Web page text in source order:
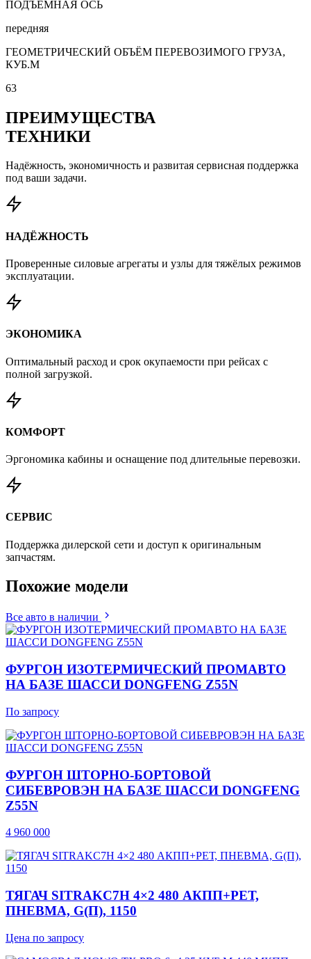
ПОДЪЁМНАЯ ОСЬ
передняя
ГЕОМЕТРИЧЕСКИЙ ОБЪЁМ ПЕРЕВОЗИМОГО ГРУЗА,
КУБ.М
63
ПРЕИМУЩЕСТВА
ТЕХНИКИ
Надёжность, экономичность и развитая сервисная поддержка
под ваши задачи.
НАДЁЖНОСТЬ
Проверенные силовые агрегаты и узлы для тяжёлых режимов
эксплуатации.
ЭКОНОМИКА
Оптимальный расход и срок окупаемости при рейсах с
полной загрузкой.
КОМФОРТ
Эргономика кабины и оснащение под длительные перевозки.
СЕРВИС
Поддержка дилерской сети и доступ к оригинальным
запчастям.
Похожие модели
Все авто в наличии
ФУРГОН ИЗОТЕРМИЧЕСКИЙ ПРОМАВТО
НА БАЗЕ ШАССИ DONGFENG Z55N
По запросу
ФУРГОН ШТОРНО-БОРТОВОЙ
СИБЕВРОВЭН НА БАЗЕ ШАССИ DONGFENG
Z55N
4 960 000
ТЯГАЧ SITRAKC7H 4×2 480 АКПП+РЕТ,
ПНЕВМА, G(П), 1150
Цена по запросу